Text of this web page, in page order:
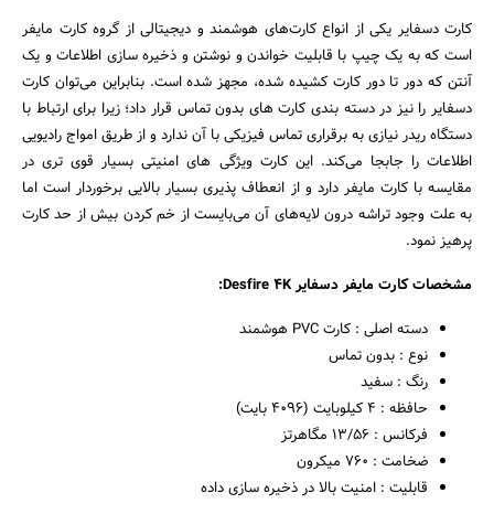
کارت دسفایر یکی از انواع کارت‌های هوشمند و دیجیتالی از گروه کارت‌ مایفر
است که به یک چیپ با قابلیت خواندن و نوشتن و ذخیره سازی اطلاعات و یک
آنتن که دور تا دور کارت کشیده شده، مجهز شده است. بنابراین می‌توان کارت
دسفایر را نیز در دسته بندی کارت ‌های بدون تماس قرار داد؛ زیرا برای ارتباط با
دستگاه ریدر نیازی به برقراری تماس فیزیکی با آن ندارد و از طریق امواج رادیویی
اطلاعات را جابجا می‌کند. این کارت ویژگی های امنیتی بسیار قوی تری در
مقایسه با کارت مایفر دارد و از انعطاف پذیری بسیار بالایی برخوردار است اما
به علت وجود تراشه درون لایه‌های آن می‌بایست از خم کردن بیش از حد کارت
پرهیز نمود.
مشخصات کارت مایفر دسفایر Desfire 4K:
دسته اصلی : کارت PVC هوشمند
نوع : بدون تماس
رنگ : سفید
حافظه : ۴ کیلوبایت (۴۰۹۶ بایت)
فرکانس : ۱۳/۵۶ مگاهرتز
ضخامت : ۷۶۰ میکرون
قابلیت : امنیت بالا در ذخیره سازی داده